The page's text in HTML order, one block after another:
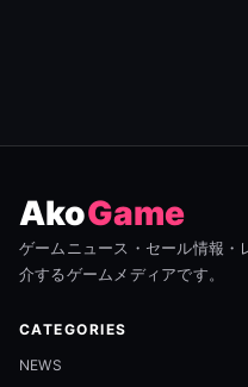
AkoGame
ゲームニュース・セール情報・
介するゲームメディアです。
CATEGORIES
NEWS